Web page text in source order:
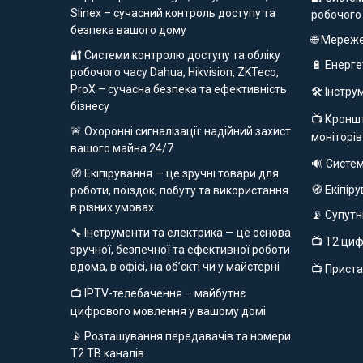
Slinex – сучасний контроль доступу та
безпека вашого дому
🔐 Системи контролю доступу та обліку
робочого часу Dahua, Hikvision, ZKTeco,
ProX – сучасна безпека та ефективність
бізнесу
🚨 Охоронні сигналізації: надійний захист
вашого майна 24/7
🧭 Екіпірування — це зручні товари для
роботи, поїздок, побуту та використання
в різних умовах
🔧 Інструменти та електрика — це основа
зручної, безпечної та ефективної роботи
вдома, в офісі, на об’єкті чи у майстерні
📺 IPTV-телебачення – майбутнє
цифрового мовлення у вашому домі
📡 Розташування передавачів та номери
Т2 ТВ каналів
🌐
🔋
🛠️
📺
моніторів
🔊
🧭
📡
📺 Т2
📺